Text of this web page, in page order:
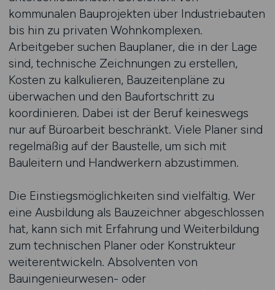
kommunalen Bauprojekten über Industriebauten
bis hin zu privaten Wohnkomplexen.
Arbeitgeber suchen Bauplaner, die in der Lage
sind, technische Zeichnungen zu erstellen,
Kosten zu kalkulieren, Bauzeitenpläne zu
überwachen und den Baufortschritt zu
koordinieren. Dabei ist der Beruf keineswegs
nur auf Büroarbeit beschränkt. Viele Planer sind
regelmäßig auf der Baustelle, um sich mit
Bauleitern und Handwerkern abzustimmen.
Die Einstiegsmöglichkeiten sind vielfältig. Wer
eine Ausbildung als Bauzeichner abgeschlossen
hat, kann sich mit Erfahrung und Weiterbildung
zum technischen Planer oder Konstrukteur
weiterentwickeln. Absolventen von
Bauingenieurwesen- oder